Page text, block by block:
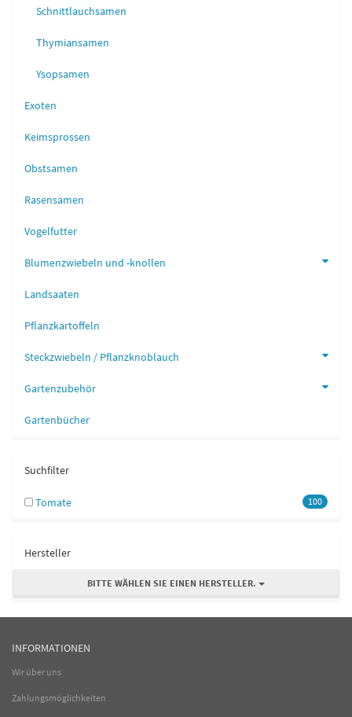
Schnittlauchsamen
Thymiansamen
Ysopsamen
Exoten
Keimsprossen
Obstsamen
Rasensamen
Vogelfutter
Blumenzwiebeln und -knollen
Landsaaten
Pflanzkartoffeln
Steckzwiebeln / Pflanzknoblauch
Gartenzubehör
Gartenbücher
Suchfilter
100
Tomate
Hersteller
BITTE WÄHLEN SIE EINEN HERSTELLER.
INFORMATIONEN
Wir über uns
Zahlungsmöglichkeiten